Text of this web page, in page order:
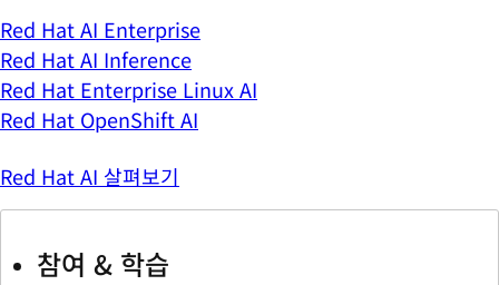
Red Hat AI Enterprise
Red Hat AI Inference
Red Hat Enterprise Linux AI
Red Hat OpenShift AI
Red Hat AI 살펴보기
참여 & 학습